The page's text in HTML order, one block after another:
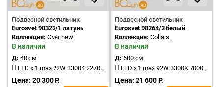
Подвесной светильник
Eurosvet 90322/1 латунь
Коллекция: Over new
В наличии
Д: 40 см
LED x 1 max 22W 3300K 2270Lm
Цена: 20 300 Р.
Подвесной светильник
Eurosvet 90264/2 белый
Коллекция: Collars
В наличии
Д: 600 см
LED x 1 max 92W 3300K 7000Lm
Цена: 21 600 Р.